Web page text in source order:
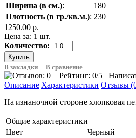
Ширина (в см.):
180
Плотность (в гр./кв.м.): 230
1250.00 р.
Цена за: 1 шт.
Количество:
В закладки В сравнение
Рейтинг: 0/5
Описание Характеристики Отзывы
На изнаночной стороне хлопковая
Общие характеристики
Цвет
Черный